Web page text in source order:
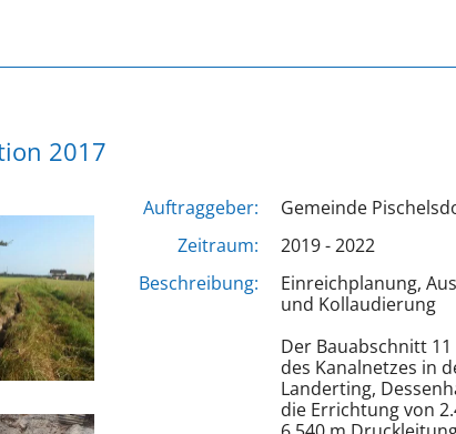
2017
Auftraggeber:
Gemeinde
Zeitraum:
2019 - 2022
Beschreibung:
Einreichplanung,
und Kollaudierung
Der Bauabschnitt
des Kanalnetzes in
Landerting,
die Errichtung von